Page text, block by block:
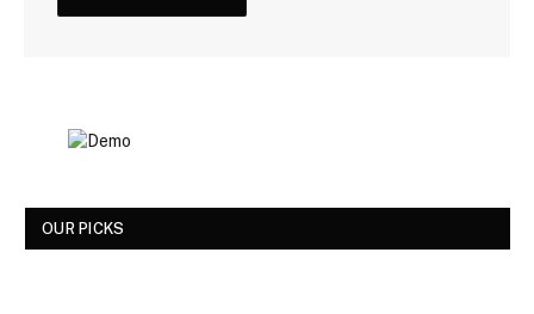
OUR PICKS